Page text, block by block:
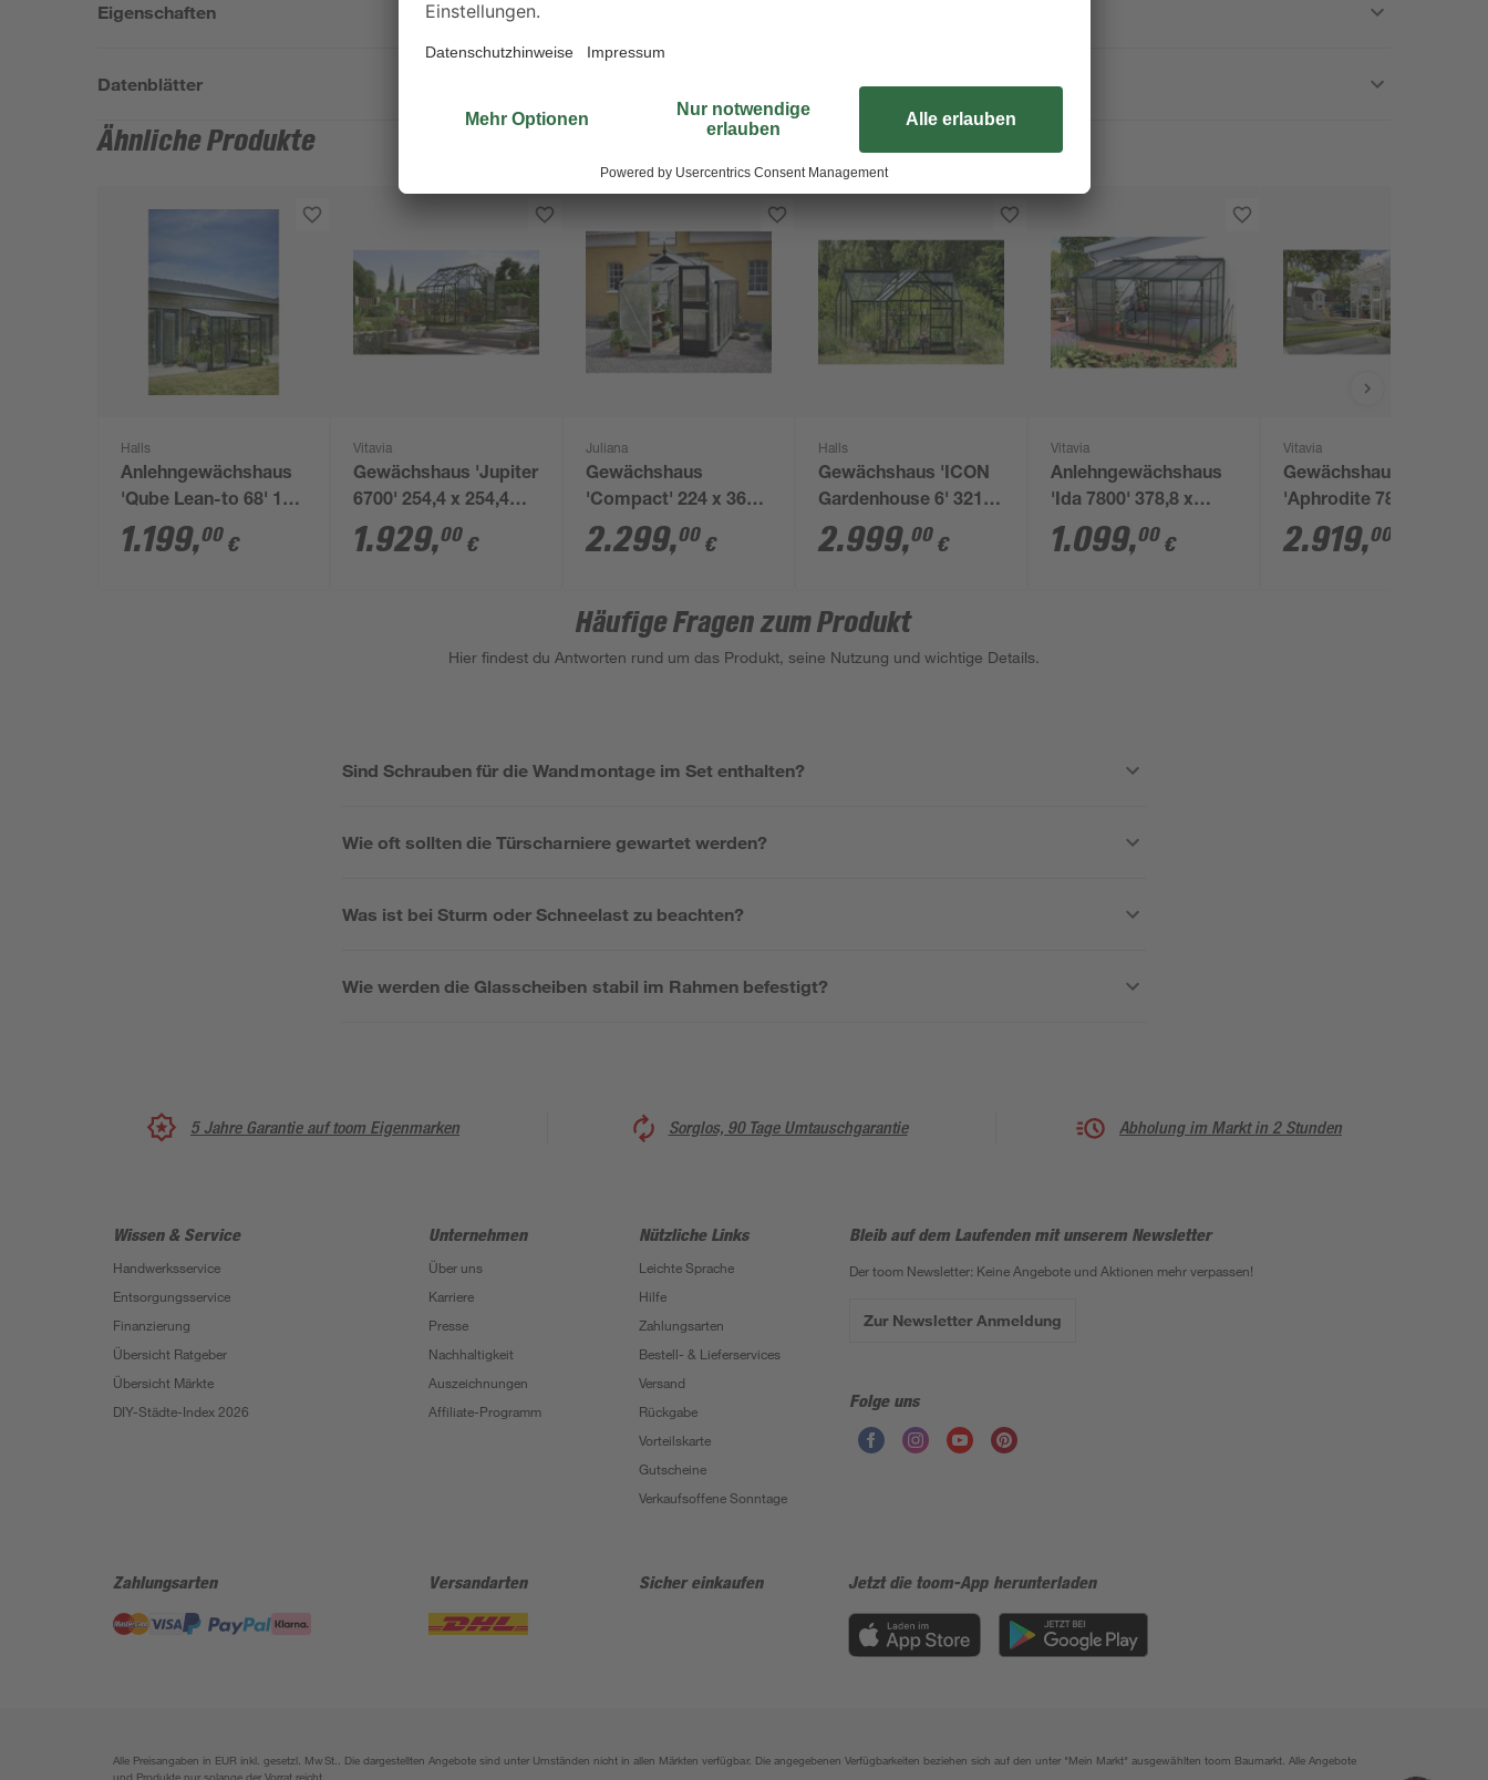
Eigenschaften
Datenblätter
Ähnliche Produkte
Halls
Anlehngewächshaus
'Qube Lean-to 68' 188
x 251 cm mit 3 mm
Sicherheitsglas
1.199,00 €
Vitavia
Gewächshaus 'Jupiter
6700' 254,4 x 254,4
cm mit 3 mm
Sicherheitsglas
1.929,00 €
Juliana
Gewächshaus
'Compact' 224 x 368
cm mit 10 mm
Doppelstegplatten
2.299,00 €
Halls
Gewächshaus 'ICON
Gardenhouse 6' 321,7
x 319,4 cm mit 3 mm
Sicherheitsglas grün
2.999,00 €
Vitavia
Anlehngewächshaus
'Ida 7800' 378,8 x
190,1 cm mit 4 mm
Hohlkammerplatten
1.099,00 €
Vitavia
Gewächshaus
'Aphrodite 7800' 269,9
x 275,4 cm mit 3 mm
Sicherheitsglas/10
2.919,00
Häufige Fragen zum Produkt
Hier findest du Antworten rund um das Produkt, seine Nutzung und wichtige Details.
Sind Schrauben für die Wandmontage im Set enthalten?
Wie oft sollten die Türscharniere gewartet werden?
Was ist bei Sturm oder Schneelast zu beachten?
Wie werden die Glasscheiben stabil im Rahmen befestigt?
5 Jahre Garantie auf toom Eigenmarken Sorglos, 90 Tage Umtauschgarantie Abholung im Markt in 2 Stunden
Wissen & Service
Handwerksservice
Entsorgungsservice
Finanzierung
Übersicht Ratgeber
Übersicht Märkte
DIY-Städte-Index 2026
Unternehmen
Über uns
Karriere
Presse
Nachhaltigkeit
Auszeichnungen
Affiliate-Programm
Nützliche Links
Leichte Sprache
Hilfe
Zahlungsarten
Bestell- & Lieferservices
Versand
Rückgabe
Vorteilskarte
Gutscheine
Verkaufsoffene Sonntage
Bleib auf dem Laufenden mit unserem Newsletter
Der toom Newsletter: Keine Angebote und Aktionen mehr verpassen!
Zur Newsletter Anmeldung
Folge uns
Zahlungsarten Versandarten Sicher einkaufen Jetzt die toom-App herunterladen
Alle Preisangaben in EUR inkl. gesetzl. MwSt.. Die dargestellten Angebote sind unter Umständen nicht in allen Märkten verfügbar. Die angegebenen Verfügbarkeiten beziehen sich auf den unter "Mein Markt" ausgewählten toom Baumarkt. Alle Angebote
und Produkte nur solange der Vorrat reicht.